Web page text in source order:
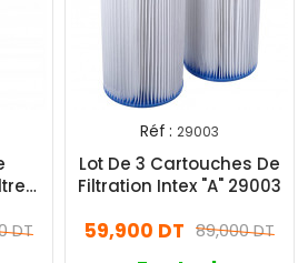
DT
Réf : 29003
Lot De 3 Cartouches De
Filtration Intex "A" 29003
89,000 DT
59,900 DT